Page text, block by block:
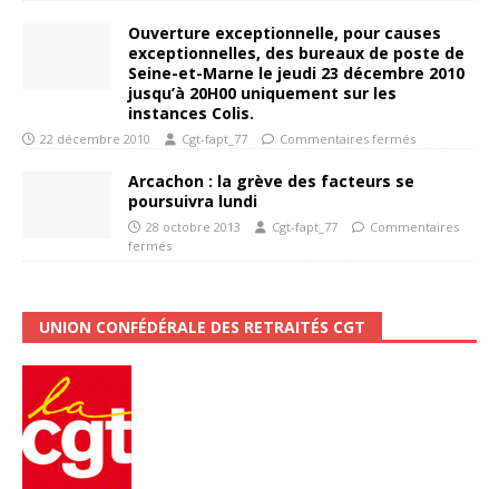
Ouverture exceptionnelle, pour causes
exceptionnelles, des bureaux de poste de
Seine-et-Marne le jeudi 23 décembre 2010
jusqu’à 20H00 uniquement sur les
instances Colis.
22 décembre 2010 Cgt-fapt_77 Commentaires fermés
Arcachon : la grève des facteurs se
poursuivra lundi
28 octobre 2013 Cgt-fapt_77
Commentaires
fermés
UNION CONFÉDÉRALE DES RETRAITÉS CGT